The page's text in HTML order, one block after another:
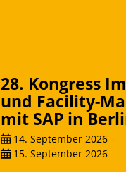
28. Kongress
und Facility-
mit SAP in
14. September 2026 –
15. September 2026